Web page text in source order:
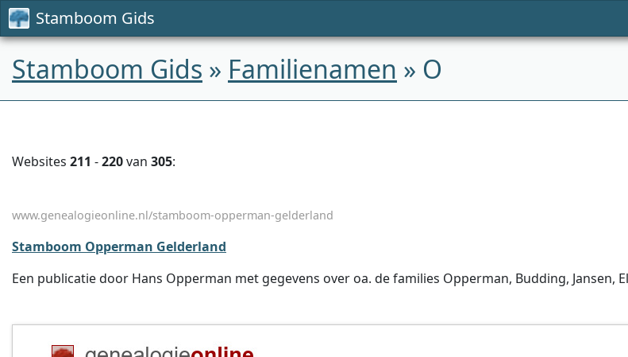
Stamboom Gids
Stamboom Gids » Familienamen » O
Websites 211 -220van 305:
www.genealogieonline.nl/stamboom-opperman-gelderland
Stamboom Opperman Gelderland
Een publicatie door Hans Opperman met gegevens over oa. de families Opperman, Budding, Jansen,